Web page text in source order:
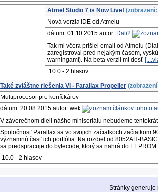
Atmel Studio 7 is Now Live! (zobrazení:
Nová verzia IDE od Atmelu
dátum: 01.10.2015 autor: Dali2
Tak mi včera prišiel email od Atmelu
zaregistroval pred nejakým časom,
warningami). Na beta verzii mi dosť
10.0 - 2 hlasov
Také zvláštne riešenia VI - Parallax Propeller
Multiprocesor pre koníčkárov
dátum: 20.08.2015 autor: wek
V záverečnom dieli nášho miniseriálu nebudeme
Spoločnosť Parallax sa vo svojich začiatkoch začiatkom
významnú časť ich portfólia. Na rozdiel od 8052AH-
sa predspracuje do bytecode, ktorý sa nahrá do EEPROM
10.0 - 2 hlasov
Stránky generuje